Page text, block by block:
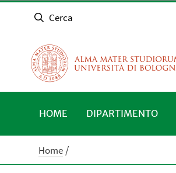
Cerca
HOME DIPARTIMENTO
Home